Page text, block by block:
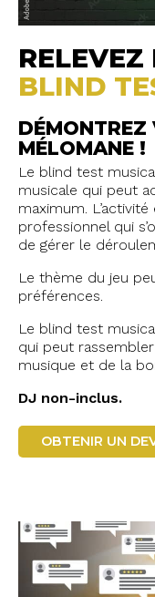
RELEVEZ
BLIND
DÉMONTREZ
MÉLOMANE !
Le blind test
musicale qui peut
maximum.
professionnel qui
de gérer le
Le thème du jeu
préférences.
Le blind test
qui peut
musique et de la
DJ non-inclus.
OBTENIR UN